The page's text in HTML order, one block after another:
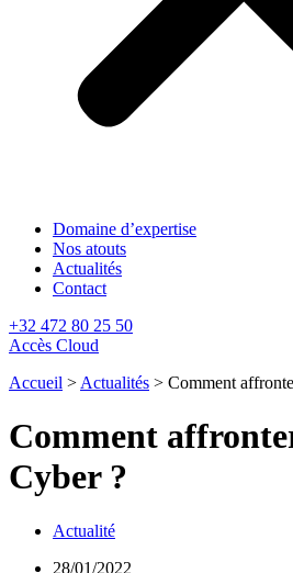
Domaine d’expertise
Nos atouts
Actualités
Contact
+32 472 80 25 50
Accès Cloud
Accueil > Actualités > Comment
Comment
Cyber ?
Actualité
28/01/2022